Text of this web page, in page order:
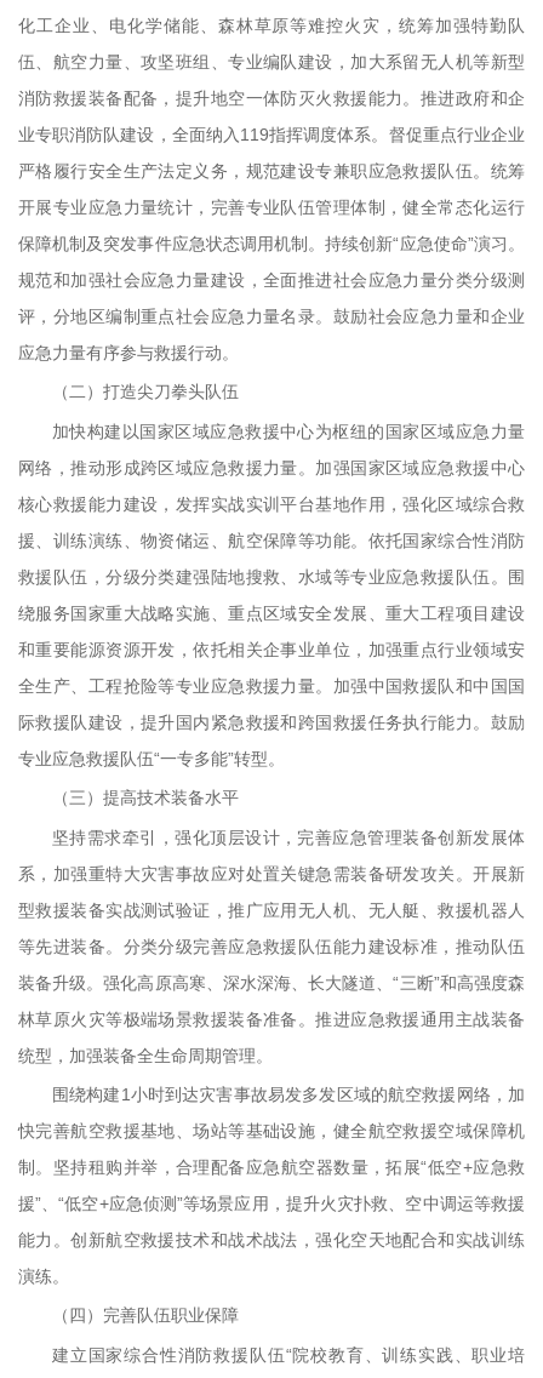
化工企业、电化学储能、森林草原等难控火灾，统筹加强特勤队
伍、航空力量、攻坚班组、专业编队建设，加大系留无人机等新型
消防救援装备配备，提升地空一体防灭火救援能力。推进政府和企
业专职消防队建设，全面纳入119指挥调度体系。督促重点行业企业
严格履行安全生产法定义务，规范建设专兼职应急救援队伍。统筹
开展专业应急力量统计，完善专业队伍管理体制，健全常态化运行
保障机制及突发事件应急状态调用机制。持续创新“应急使命”演习。
规范和加强社会应急力量建设，全面推进社会应急力量分类分级测
评，分地区编制重点社会应急力量名录。鼓励社会应急力量和企业
应急力量有序参与救援行动。
（二）打造尖刀拳头队伍
加快构建以国家区域应急救援中心为枢纽的国家区域应急力量
网络，推动形成跨区域应急救援力量。加强国家区域应急救援中心
核心救援能力建设，发挥实战实训平台基地作用，强化区域综合救
援、训练演练、物资储运、航空保障等功能。依托国家综合性消防
救援队伍，分级分类建强陆地搜救、水域等专业应急救援队伍。围
绕服务国家重大战略实施、重点区域安全发展、重大工程项目建设
和重要能源资源开发，依托相关企事业单位，加强重点行业领域安
全生产、工程抢险等专业应急救援力量。加强中国救援队和中国国
际救援队建设，提升国内紧急救援和跨国救援任务执行能力。鼓励
专业应急救援队伍“一专多能”转型。
（三）提高技术装备水平
坚持需求牵引，强化顶层设计，完善应急管理装备创新发展体
系，加强重特大灾害事故应对处置关键急需装备研发攻关。开展新
型救援装备实战测试验证，推广应用无人机、无人艇、救援机器人
等先进装备。分类分级完善应急救援队伍能力建设标准，推动队伍
装备升级。强化高原高寒、深水深海、长大隧道、“三断”和高强度森
林草原火灾等极端场景救援装备准备。推进应急救援通用主战装备
统型，加强装备全生命周期管理。
围绕构建1小时到达灾害事故易发多发区域的航空救援网络，加
快完善航空救援基地、场站等基础设施，健全航空救援空域保障机
制。坚持租购并举，合理配备应急航空器数量，拓展“低空+应急救
援”、“低空+应急侦测”等场景应用，提升火灾扑救、空中调运等救援
能力。创新航空救援技术和战术战法，强化空天地配合和实战训练
演练。
（四）完善队伍职业保障
建立国家综合性消防救援队伍“院校教育、训练实践、职业培